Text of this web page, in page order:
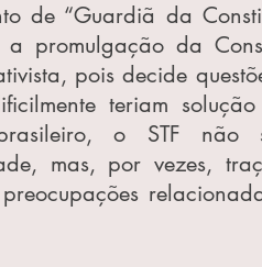
de “Guardiã da
a promulgação da
pois decide
teriam
brasileiro, o STF
mas, por vezes,